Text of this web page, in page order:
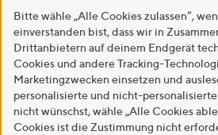
Bitte wähle „Alle Cookies zulassen“,
einverstanden bist, dass wir in
Drittanbietern auf deinem Endgerät
Cookies und andere Tracking-
Marketingzwecken einsetzen und
personalisierte und nicht-
nicht wünschst, wähle „Alle Cookies
Cookies ist die Zustimmung nicht